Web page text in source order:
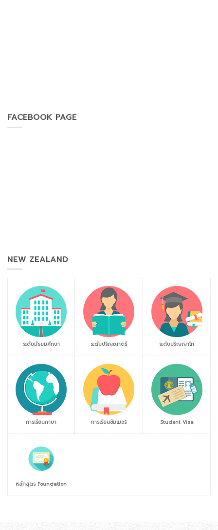
FACEBOOK PAGE
NEW ZEALAND
ระดับมัธยมศึกษา ระดับปริญญาตรี ระดับปริญญาโท
การเรียนภาษา การเรียนซัมเมอร์ Student Visa
หลักสูตร Foundation